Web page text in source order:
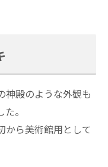
神殿のような外観も
。
から美術館用として